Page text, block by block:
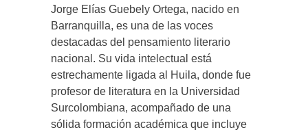
Jorge Elías Guebely Ortega, nacido en
Barranquilla, es una de las voces
destacadas del pensamiento literario
nacional. Su vida intelectual está
estrechamente ligada al Huila, donde fue
profesor de literatura en la Universidad
Surcolombiana, acompañado de una
sólida formación académica que incluye